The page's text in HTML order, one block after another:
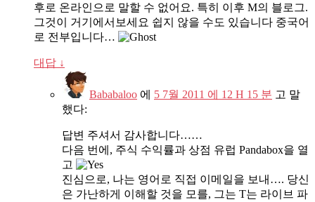
후로 온라인으로 말할 수 없어요. 특히 이후 M의 블로그.
그것이 거기에서보세요 쉽지 않을 수도 있습니다 중국어
로 전부입니다…
대답 ↓
Bababaloo 에 5 7월 2011 에 12 H 15 분 고 말
했다:
답변 주셔서 감사합니다……
다음 번에, 주식 수익률과 상점 유럽 Pandabox을 열
고
진심으로, 나는 영어로 직접 이메일을 보내…. 당신
은 가난하게 이해할 것을 모를, 그는 T는 라이브 파